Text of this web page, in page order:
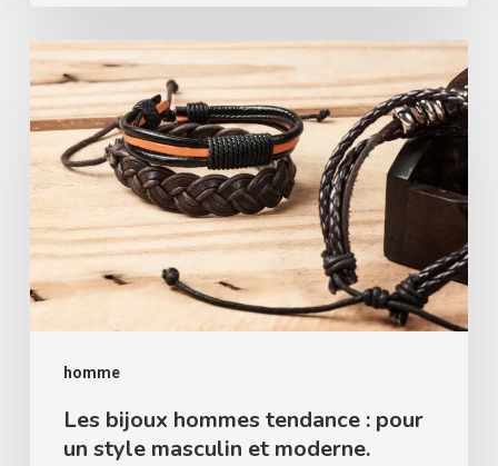
homme
Les
bijoux
hommes
tendance
pour
style
moderne.
Les bijoux hommes tendance : pour
un style masculin et moderne.